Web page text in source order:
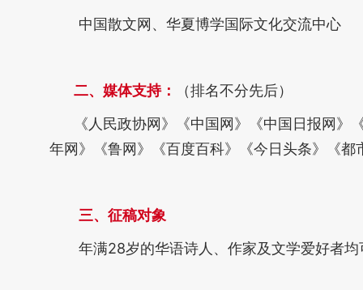
中国散文网、华夏博学国际文化交流中心
二、媒体支持：
（排名不分先后）
《人民政协网》《中国网》《中国日报网》
年网》《鲁网》《百度百科》《今日头条》《都
三、 征稿对象
年满28岁的华语诗人、作家及文学爱好者均